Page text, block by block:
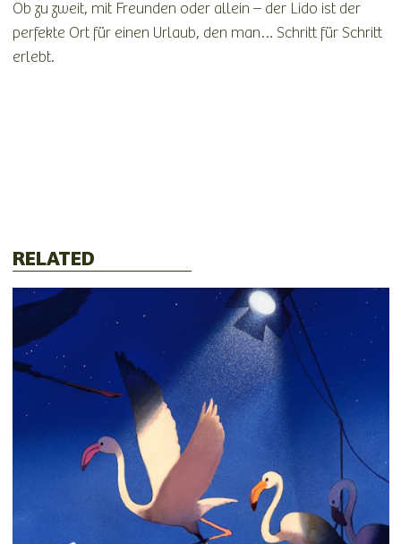
Ob zu zweit, mit Freunden oder allein – der Lido ist der
perfekte Ort für einen Urlaub, den man… Schritt für Schritt
erlebt.
RELATED